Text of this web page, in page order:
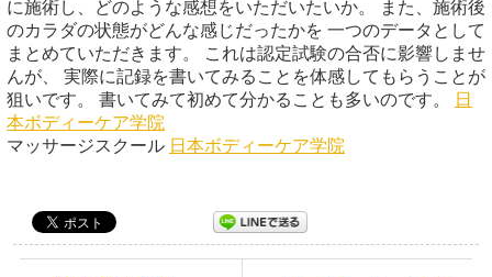
に施術し、どのような感想をいただいたいか。 また、施術後
のカラダの状態がどんな感じだったかを 一つのデータとして
まとめていただきます。 これは認定試験の合否に影響しませ
んが、 実際に記録を書いてみることを体感してもらうことが
狙いです。 書いてみて初めて分かることも多いのです。
日
本ボディーケア学院
マッサージスクール 日本ボディーケア学院